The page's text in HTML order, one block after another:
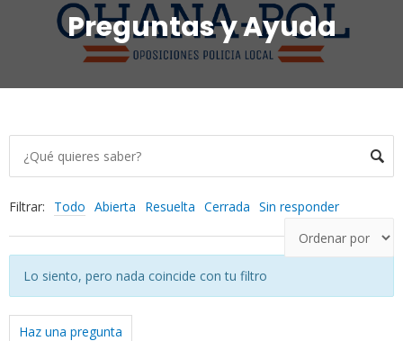
Preguntas y Ayuda
Filtrar: Todo Abierta Resuelta Cerrada Sin responder
Lo siento, pero nada coincide con tu filtro
Haz una pregunta